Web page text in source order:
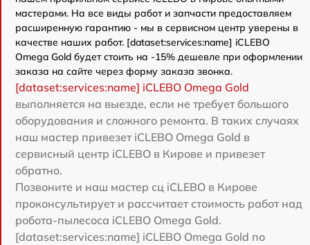
мастерами. На все виды работ и запчасти предоставляем
расширенную гарантию - мы в сервисном центр уверены в
качестве наших работ. [dataset:services:name] iCLEBO
Omega Gold будет стоить на -15% дешевле при оформлении
заказа на сайте через форму заказа звонка.
[dataset:services:name] iCLEBO Omega Gold
выполняется на выезде, если не требует большого
оборудования и сложного ремонта. В таких случаях
наш мастер привезет iCLEBO Omega Gold в
сервисный центр iCLEBO в Кирове и привезет
обратно.
Позвоните и наш мастер сц iCLEBO в Кирове
проконсультирует и рассчитает стоимость работ над
робота-пылесоса iCLEBO Omega Gold.
[dataset:services:name] iCLEBO Omega Gold по